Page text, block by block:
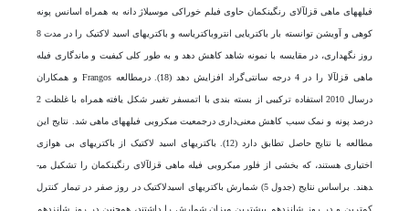
فیله­های ماهی قزل­آلای رنگین­کمان حاوی فیلم خوراکی موسیلاژ دانه به همراه اسانس پونه
کوهی و آویشن توانسته بار باکتریایی انتروباکتریاسه و باکتری­های اسید لاکتیک را در مدت 8
روز نگهداری، در مقایسه با نمونه شاهد کاهش دهد و به طور کلی کیفیت و ماندگاری فیله
ماهی قزل­آلا را در 4 درجه سانتی‌گراد افزایش دهد (18). درمطالعه Frangos و همکاران
درسال 2010 استفاده ترکیبی از بسته بندی با اتمسفر تغییر شکل یافته همراه با غلظت 2
درصد پونه و نمک سبب کاهش معنی‌داری درجمعیت میکروبی فیله­های ماهی شد. نتایج این
مطالعه با نتایج حاصل تطابق دارد (12). باکتری­های اسید لاکتیک از باکتری­های بی هوازی
اختیاری هستند، که بخشی از فلور میکروبی فیله ماهی قزل­آلای رنگین­کمان را تشکیل می­
دهند. براساس نتایج (جدول 5) شمارش باکتری­های اسیدلاکتیک در روز صفر در تیمار کنترل
کمترین و در روز شانزدهم بیشترین میزان شمارش را داشتند، همچنین در روز شانزدهم